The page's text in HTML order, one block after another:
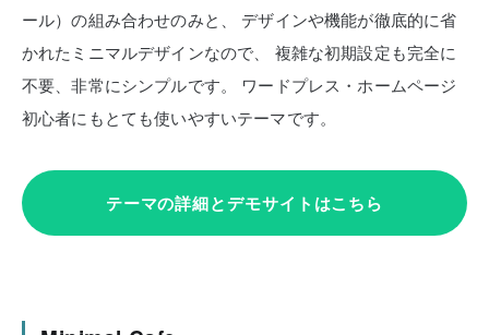
ール）の組み合わせのみと、
デザインや機能が徹底的に省
かれたミニマルデザインなので、
複雑な初期設定も完全に
不要、非常にシンプルです。
ワードプレス・ホームページ
初心者にもとても使いやすいテーマです。
テーマの詳細とデモサイトはこちら